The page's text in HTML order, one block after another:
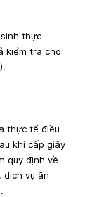
thực
kiểm tra cho
thực tế điều
khi cấp giấy
quy định về
dịch vụ ăn